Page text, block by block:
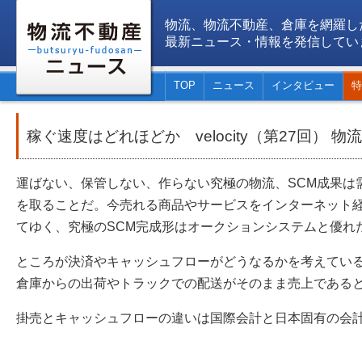
物流、物流不動産、倉庫を網羅し
最新ニュース・情報を発信してい
TOP ニュース インタビュー
稼ぐ速度はどれほどか velocity（第27回） 物
運ばない、保管しない、作らない究極の物流、SCM成果は
を取ることだ。今売れる商品やサービスをインターネット
てゆく、究極のSCM完成形はオークションシステムと優
ところが決済やキャッシュフローがどうなるかを考えてい
倉庫からの出荷やトラックでの配送がそのまま売上である
掛売とキャッシュフローの違いは国際会計と日本固有の会